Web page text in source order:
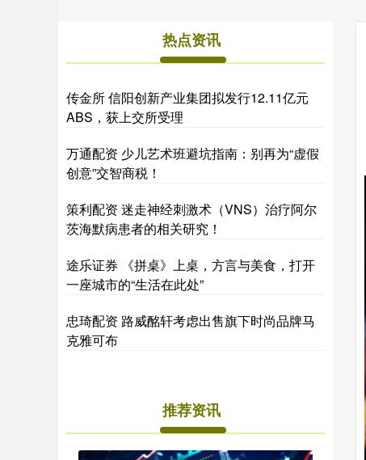
热点资讯
传金所 信阳创新产业集团拟发行12.11亿元
ABS，获上交所受理
万通配资 少儿艺术班避坑指南：别再为“虚假
创意”交智商税！
策利配资 迷走神经刺激术（VNS）治疗阿尔
茨海默病患者的相关研究！
途乐证券 《拼桌》上桌，方言与美食，打开
一座城市的“生活在此处”
忠琦配资 路威酩轩考虑出售旗下时尚品牌马
克雅可布
推荐资讯